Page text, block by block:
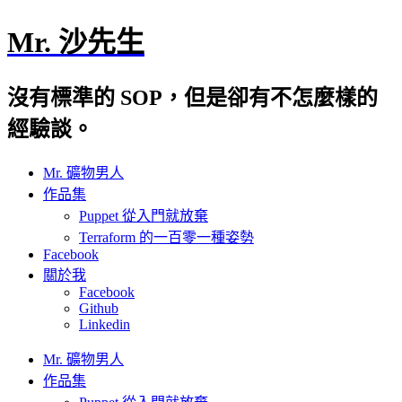
Mr. 沙先生
沒有標準的 SOP，但是卻有不怎麼樣的
經驗談。
Mr. 礦物男人
作品集
Puppet 從入門就放棄
Terraform 的一百零一種姿勢
Facebook
關於我
Facebook
Github
Linkedin
Mr. 礦物男人
作品集